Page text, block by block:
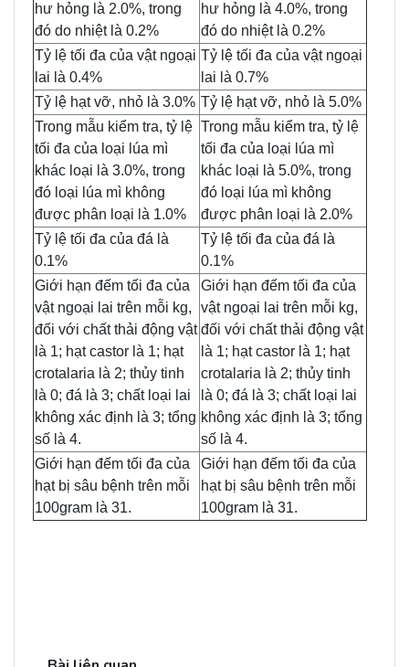
hư hỏng là 2.0%, trong
đó do nhiệt là 0.2%
hư hỏng là 4.0%, trong
đó do nhiệt là 0.2%
Tỷ lệ tối đa của vật ngoại
lai là 0.4%
Tỷ lệ tối đa của vật ngoại
lai là 0.7%
Tỷ lệ hạt vỡ, nhỏ là 3.0% Tỷ lệ hạt vỡ, nhỏ là 5.0%
Trong mẫu kiểm tra, tỷ lệ
tối đa của loại lúa mì
khác loại là 3.0%, trong
đó loại lúa mì không
được phân loại là 1.0%
Trong mẫu kiểm tra, tỷ lệ
tối đa của loại lúa mì
khác loại là 5.0%, trong
đó loại lúa mì không
được phân loại là 2.0%
Tỷ lệ tối đa của đá là
0.1%
Tỷ lệ tối đa của đá là
0.1%
Giới hạn đếm tối đa của
vật ngoại lai trên mỗi kg,
đối với chất thải động vật
là 1; hạt castor là 1; hạt
crotalaria là 2; thủy tinh
là 0; đá là 3; chất loại lai
không xác định là 3; tổng
số là 4.
Giới hạn đếm tối đa của
vật ngoại lai trên mỗi kg,
đối với chất thải động vật
là 1; hạt castor là 1; hạt
crotalaria là 2; thủy tinh
là 0; đá là 3; chất loại lai
không xác định là 3; tổng
số là 4.
Giới hạn đếm tối đa của
hạt bị sâu bệnh trên mỗi
100gram là 31.
Giới hạn đếm tối đa của
hạt bị sâu bệnh trên mỗi
100gram là 31.